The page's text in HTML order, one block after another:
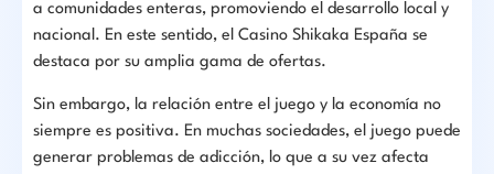
a comunidades enteras, promoviendo el desarrollo local y
nacional. En este sentido, el Casino Shikaka España se
destaca por su amplia gama de ofertas.
Sin embargo, la relación entre el juego y la economía no
siempre es positiva. En muchas sociedades, el juego puede
generar problemas de adicción, lo que a su vez afecta